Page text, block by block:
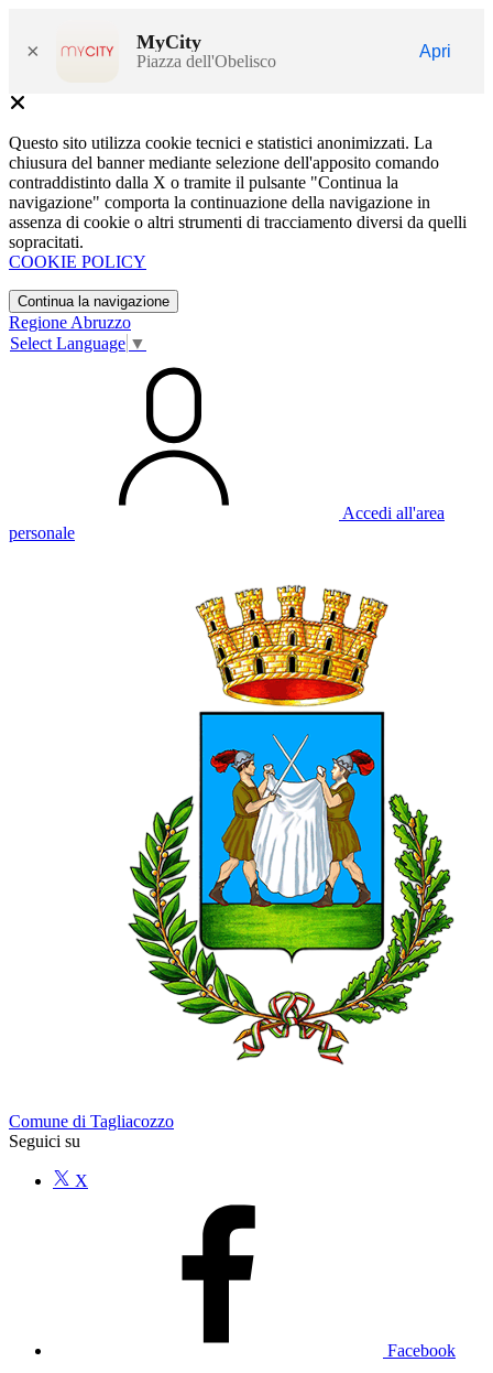
× MyCity
Piazza dell'Obelisco
Apri
Questo sito utilizza cookie tecnici e statistici anonimizzati. La
chiusura del banner mediante selezione dell'apposito comando
contraddistinto dalla X o tramite il pulsante "Continua la
navigazione" comporta la continuazione della navigazione in
assenza di cookie o altri strumenti di tracciamento diversi da quelli
sopracitati.
COOKIE POLICY
Continua la navigazione
Regione Abruzzo
Select Language ▼
Accedi all'area
personale
Comune di Tagliacozzo
Seguici su
X
Facebook